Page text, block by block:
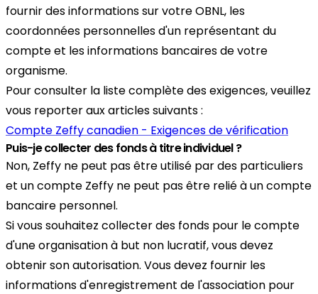
fournir des informations sur votre OBNL, les
coordonnées personnelles d'un représentant du
compte et les informations bancaires de votre
organisme.
Pour consulter la liste complète des exigences, veuillez
vous reporter aux articles suivants :
Compte Zeffy canadien - Exigences de vérification
Puis-je collecter des fonds à titre individuel ?
Non, Zeffy ne peut pas être utilisé par des particuliers
et un compte Zeffy ne peut pas être relié à un compte
bancaire personnel.
Si vous souhaitez collecter des fonds pour le compte
d'une organisation à but non lucratif, vous devez
obtenir son autorisation. Vous devez fournir les
informations d'enregistrement de l'association pour